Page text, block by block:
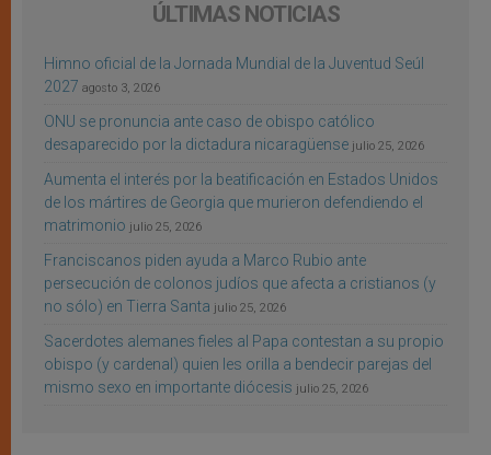
ÚLTIMAS NOTICIAS
Himno oficial de la Jornada Mundial de la Juventud Seúl
2027 agosto 3, 2026
ONU se pronuncia ante caso de obispo católico
desaparecido por la dictadura nicaragüense julio 25, 2026
Aumenta el interés por la beatificación en Estados Unidos
de los mártires de Georgia que murieron defendiendo el
matrimonio julio 25, 2026
Franciscanos piden ayuda a Marco Rubio ante
persecución de colonos judíos que afecta a cristianos (y
no sólo) en Tierra Santa julio 25, 2026
Sacerdotes alemanes fieles al Papa contestan a su propio
obispo (y cardenal) quien les orilla a bendecir parejas del
mismo sexo en importante diócesis julio 25, 2026